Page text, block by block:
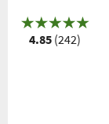
4.85 (242)